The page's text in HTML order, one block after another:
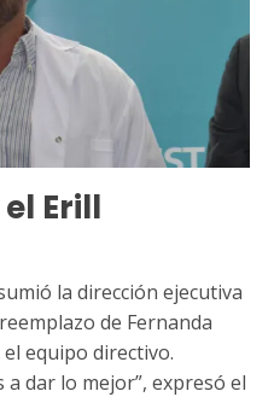
Erill
la dirección ejecutiva
de Fernanda
equipo directivo.
a dar lo mejor”, expresó el